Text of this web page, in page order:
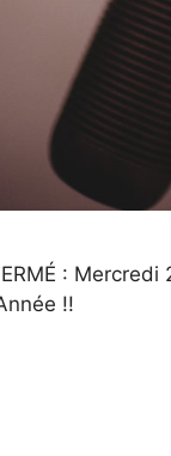
FERMÉ :
!!